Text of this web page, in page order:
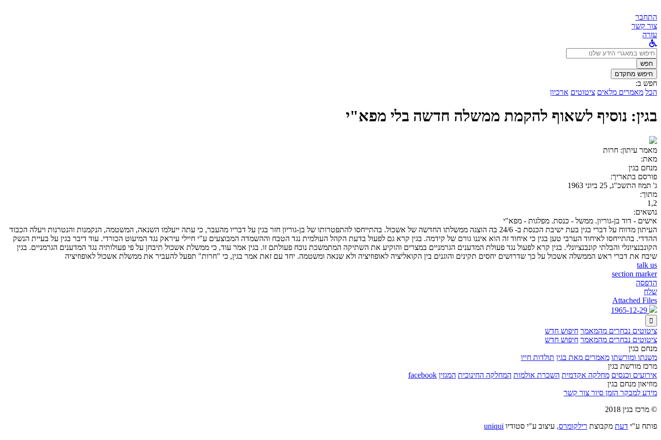
התחבר
צור קשר
עזרה
לחפש
ב:חפש
חיפוש מתקדם
חפש ב:
הכל מאמרים מלאים ציטוטים ארכיון
בגין: נוסיף לשאוף להקמת ממשלה חדשה בלי מפא"י
מאמר עיתון: חרות
מאת:
מנחם בגין
פורסם בתאריך:
ג' תמוז התשכ"ג, 25 ביוני 1963
מתוך:
1,2
נושאים:
אישים - דוד בן-גוריון. ממשל - כנסת. מפלגות - מפא"י
העיתון מדווח על דברי בגין בעת ישיבת הכנסת ב- 24/6 בה הוצגה ממשלתו החדשה של אשכול. בהתייחסו להתפטרותו של בן-גוריון חזר בגין על דבריו מהעבר, כי עתה ייעלמו השנאה, המשטמה, הנקמנות והנטרנות ויעלה הכבוד
ההדדי. בהתייחסו לאיחוד הערבי טען בגין כי איחוד זה הוא איננו גורם של קידמה. בגין קרא גם לפעול בדעת הקהל העולמית נגד הטבח וההשמדה המבוצעים ע"י חיילי עיראק נגד המיעוט הכורדי. עוד דיבר בגין על בעיית הנשק
הקונבנציונלי והבלתי קונבנציונלי. בגין קרא לפעול נגד פעולת המדענים הגרמניים במצרים והוקיע את השתיקה המתמשכת נוכח פעולתם זו. בגין אמר עוד, כי ממשלת אשכול תיבחן על פי פעולותיה נגד המדענים הגרמניים. בגין
שיבח את דברי ראש הממשלה אשכול על כך שדרושים יחסים תקינים והוגנים בין הקואליציה לאופוזיציה ולא שנאה ומשטמה. יחד עם זאת אמר בגין, כי "חרות" תפעל להעביר את ממשלת אשכול לאופוזיציה
talk us
section marker
הדפסה
שלח
Attached Files

ציטוטים נבחרים מהמאמר חיפוש חדש
ציטוטים נבחרים מהמאמר חיפוש חדש
מנחם בגין
משנתו ומורשתו מאמרים מאת בגין תולדות חייו
מרכז מורשת בגין
אירועים וכנסים מחלקה אקדמית השכרת אולמות המחלקה החינוכית המגזין facebook
מוזיאון מנחם בגין
מידע למבקר הזמן סיור צור קשר
© מרכז בגין 2018
פותח ע"י דעת מקבוצת רילקומרס, עיצוב ע"י סטודיו uniqui